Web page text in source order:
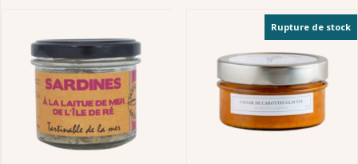
Rupture de stock